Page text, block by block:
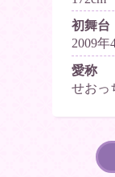
初舞台
2009年
愛称
せおっ